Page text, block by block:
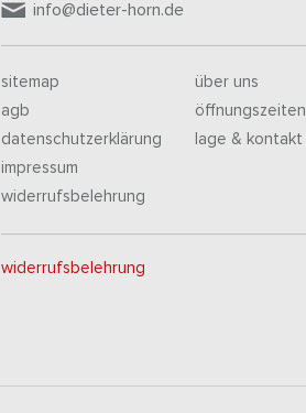
info@dieter-horn.de
sitemap
agb
datenschutzerklärung
impressum
widerrufsbelehrung
über uns
öffnungszeiten
lage & kontakt
widerrufsbelehrung